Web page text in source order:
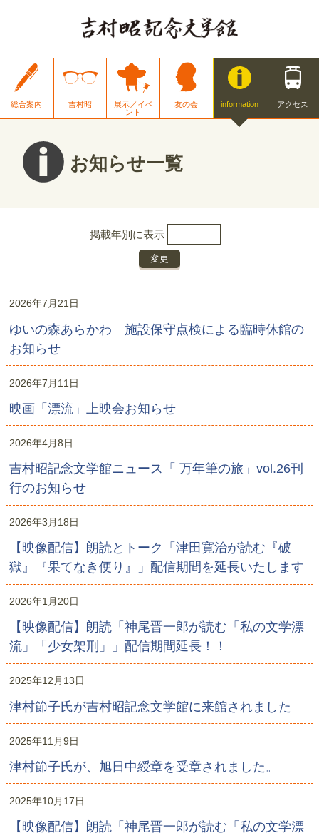
総合案内 吉村昭
展示／イベ
ント
友の会 information アクセス
お知らせ一覧
掲載年別に表示
2026年7月21日
ゆいの森あらかわ 施設保守点検による臨時休館の
お知らせ
2026年7月11日
映画「漂流」上映会お知らせ
2026年4月8日
吉村昭記念文学館ニュース「 万年筆の旅」vol.26刊
行のお知らせ
2026年3月18日
【映像配信】朗読とトーク「津田寛治が読む『破
獄』『果てなき便り』」配信期間を延長いたします
2026年1月20日
【映像配信】朗読「神尾晋一郎が読む「私の文学漂
流」「少女架刑」」配信期間延長！！
2025年12月13日
津村節子氏が吉村昭記念文学館に来館されました
2025年11月9日
津村節子氏が、旭日中綬章を受章されました。
2025年10月17日
【映像配信】朗読「神尾晋一郎が読む「私の文学漂